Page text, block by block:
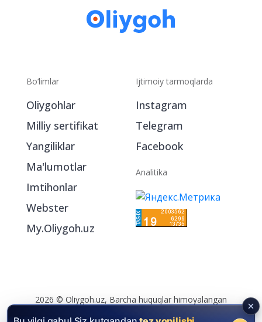
Bo‘limlar
Oliygohlar
Milliy sertifikat
Yangiliklar
Ma'lumotlar
Imtihonlar
Webster
My.Oliygoh.uz
Ijtimoiy tarmoqlarda
Instagram
Telegram
Facebook
Analitika
2026 © Oliygoh.uz, Barcha huquqlar himoyalangan
Reklama/Foydalanish shartlari